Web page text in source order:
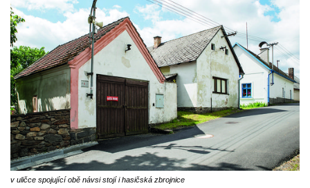
v uličce spojující obě návsi stojí i hasičská zbrojnice